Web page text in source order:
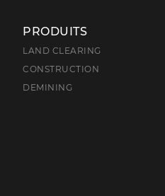
PRODUITS
LAND CLEARING
CONSTRUCTION
DEMINING